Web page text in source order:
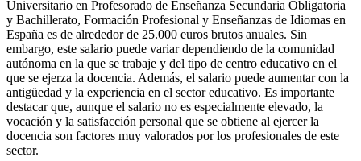
Universitario en Profesorado de Enseñanza Secundaria Obligatoria
y Bachillerato, Formación Profesional y Enseñanzas de Idiomas en
España es de alrededor de 25.000 euros brutos anuales. Sin
embargo, este salario puede variar dependiendo de la comunidad
autónoma en la que se trabaje y del tipo de centro educativo en el
que se ejerza la docencia. Además, el salario puede aumentar con la
antigüedad y la experiencia en el sector educativo. Es importante
destacar que, aunque el salario no es especialmente elevado, la
vocación y la satisfacción personal que se obtiene al ejercer la
docencia son factores muy valorados por los profesionales de este
sector.